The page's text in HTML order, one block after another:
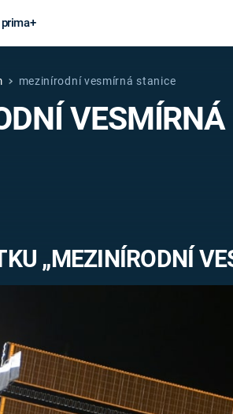
a
Války
HORORY
mezinírodní vesmírná stanice
VESMÍRNÁ
„MEZINÍRODNÍ